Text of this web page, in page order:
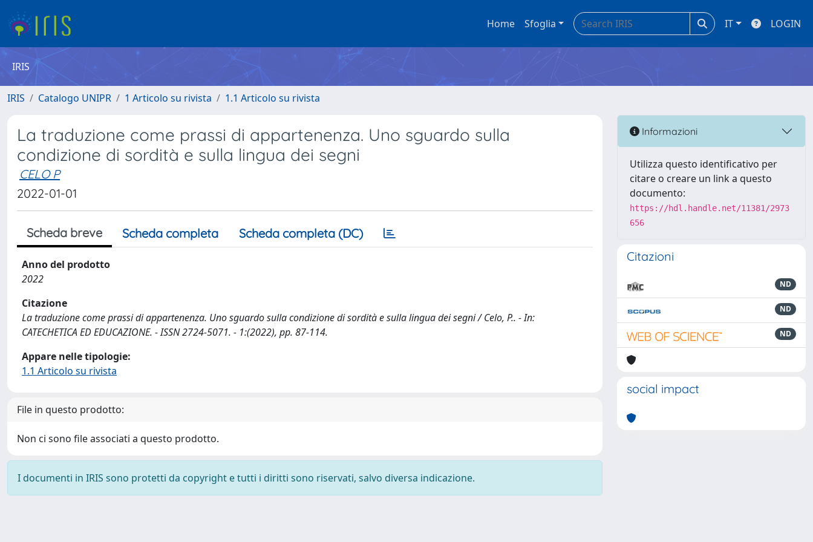
Home Sfoglia IT LOGIN
IRIS
IRIS Catalogo UNIPR 1 Articolo su rivista 1.1 Articolo su rivista
La traduzione come prassi di appartenenza. Uno sguardo sulla
condizione di sordità e sulla lingua dei segni
CELO P
2022-01-01
Scheda breve Scheda completa Scheda completa (DC)
Anno del prodotto
2022
Citazione
La traduzione come prassi di appartenenza. Uno sguardo sulla condizione di sordità e sulla lingua dei segni / Celo, P.. - In:
CATECHETICA ED EDUCAZIONE. - ISSN 2724-5071. - 1:(2022), pp. 87-114.
Appare nelle tipologie:
1.1 Articolo su rivista
File in questo prodotto:
Non ci sono file associati a questo prodotto.
I documenti in IRIS sono protetti da copyright e tutti i diritti sono riservati, salvo diversa indicazione.
Informazioni
Utilizza questo identificativo per
citare o creare un link a questo
documento:
https://hdl.handle.net/11381/2973
656
Citazioni
ND
ND
ND
social impact